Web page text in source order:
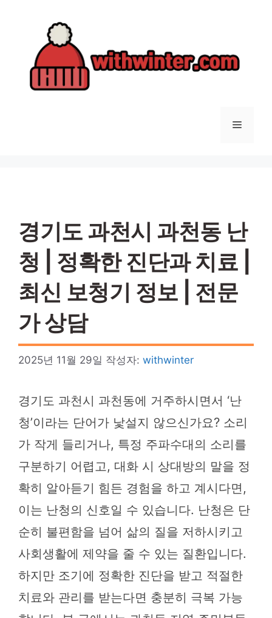
메
경기도 과천시 과천동 난
청 | 정확한 진단과 치료 |
최신 보청기 정보 | 전문
가 상담
2025년 11월 29일 작성자: withwinter
경기도 과천시 과천동에 거주하시면서 ‘난
청’이라는 단어가 낯설지 않으신가요? 소리
가 작게 들리거나, 특정 주파수대의 소리를
구분하기 어렵고, 대화 시 상대방의 말을 정
확히 알아듣기 힘든 경험을 하고 계시다면,
이는 난청의 신호일 수 있습니다. 난청은 단
순히 불편함을 넘어 삶의 질을 저하시키고
사회생활에 제약을 줄 수 있는 질환입니다.
하지만 조기에 정확한 진단을 받고 적절한
치료와 관리를 받는다면 충분히 극복 가능